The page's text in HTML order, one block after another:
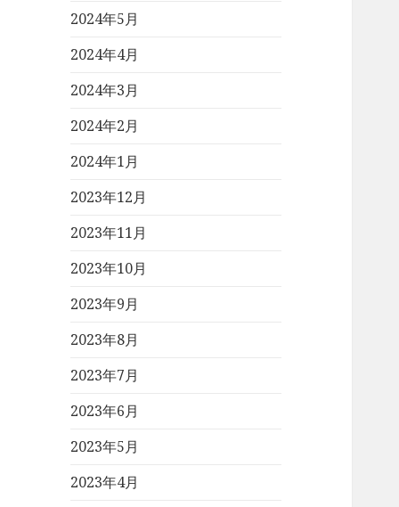
2024年5月
2024年4月
2024年3月
2024年2月
2024年1月
2023年12月
2023年11月
2023年10月
2023年9月
2023年8月
2023年7月
2023年6月
2023年5月
2023年4月